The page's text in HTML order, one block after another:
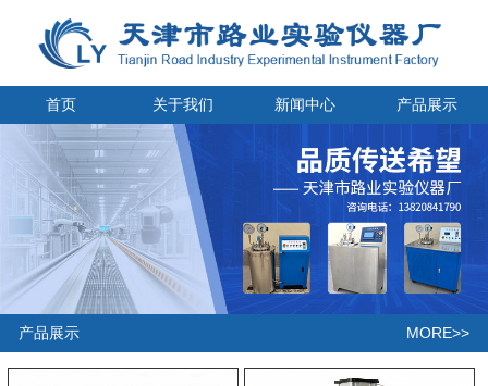
首页 关于我们 新闻中心 产品展示
产品展示 MORE>>